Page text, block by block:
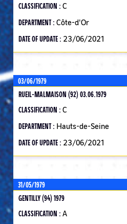
CLASSIFICATION : C
DEPARTMENT : Côte-d'Or
DATE OF UPDATE : 23/06/2021
03/06/1979
RUEIL-MALMAISON (92) 03.06.1979
CLASSIFICATION : C
DEPARTMENT : Hauts-de-Seine
DATE OF UPDATE : 23/06/2021
31/05/1979
GENTILLY (94) 1979
CLASSIFICATION : A